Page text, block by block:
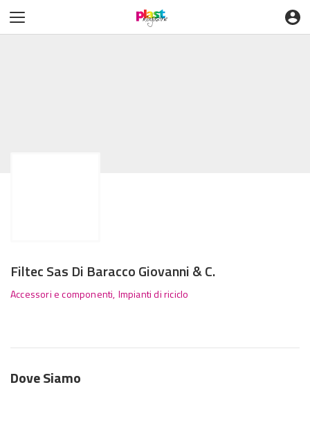
Filtec Sas Di Baracco Giovanni & C.
Accessori e componenti, Impianti di riciclo
Dove Siamo